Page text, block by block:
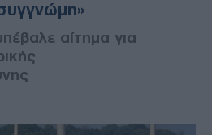
αίτημα για